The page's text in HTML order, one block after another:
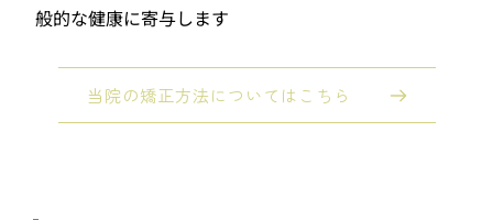
般的な健康に寄与します
当院の矯正方法についてはこちら